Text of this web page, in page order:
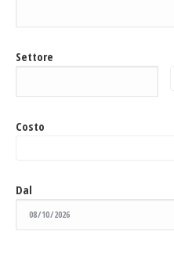
Settore
Costo
Dal